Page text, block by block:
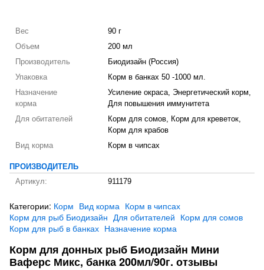
Вес
90 г
Объем
200 мл
Производитель
Биодизайн (Россия)
Упаковка
Корм в банках 50 -1000 мл.
Назначение
корма
Усиление окраса, Энергетический корм,
Для повышения иммунитета
Для обитателей
Корм для сомов, Корм для креветок,
Корм для крабов
Вид корма
Корм в чипсах
ПРОИЗВОДИТЕЛЬ
Артикул:
911179
Категории: Корм Вид корма Корм в чипсах
Корм для рыб Биодизайн Для обитателей Корм для сомов
Корм для рыб в банках Назначение корма
Корм для донных рыб Биодизайн Мини
Ваферс Микс, банка 200мл/90г. отзывы